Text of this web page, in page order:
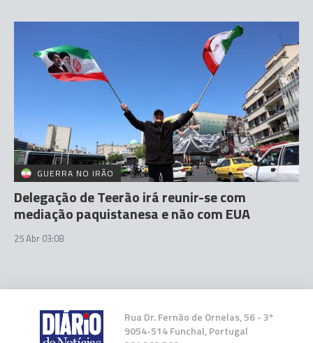
GUERRA NO IRÃO
Delegação de Teerão irá reunir-se com
mediação paquistanesa e não com EUA
25 Abr 03:08
Rua Dr. Fernão de Ornelas, 56 - 3º
9054-514 Funchal, Portugal